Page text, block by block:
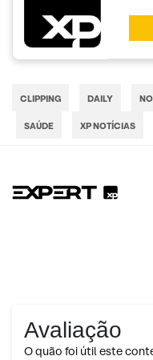
CLIPPING DAILY
SAÚDE XP NOTÍCIAS
Avaliação
O quão foi útil este